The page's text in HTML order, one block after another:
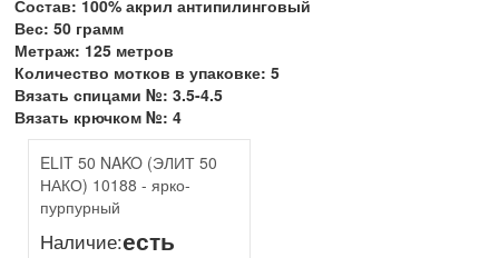
Состав: 100% акрил антипилинговый
Вес: 50 грамм
Метраж: 125 метров
Количество мотков в упаковке: 5
Вязать спицами №: 3.5-4.5
Вязать крючком №: 4
ELIT 50 NAKO (ЭЛИТ 50
НАКО) 10188 - ярко-
пурпурный
Наличие:есть